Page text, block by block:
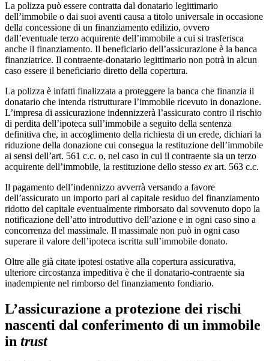
La polizza può essere contratta dal donatario legittimario
dell’immobile o dai suoi aventi causa a titolo universale in occasione
della concessione di un finanziamento edilizio, ovvero
dall’eventuale terzo acquirente dell’immobile a cui si trasferisca
anche il finanziamento. Il beneficiario dell’assicurazione è la banca
finanziatrice. Il contraente-donatario legittimario non potrà in alcun
caso essere il beneficiario diretto della copertura.
La polizza è infatti finalizzata a proteggere la banca che finanzia il
donatario che intenda ristrutturare l’immobile ricevuto in donazione.
L’impresa di assicurazione indennizzerà l’assicurato contro il rischio
di perdita dell’ipoteca sull’immobile a seguito della sentenza
definitiva che, in accoglimento della richiesta di un erede, dichiari la
riduzione della donazione cui consegua la restituzione dell’immobile
ai sensi dell’art. 561 c.c. o, nel caso in cui il contraente sia un terzo
acquirente dell’immobile, la restituzione dello stesso ex art. 563 c.c.
Il pagamento dell’indennizzo avverrà versando a favore
dell’assicurato un importo pari al capitale residuo del finanziamento
ridotto del capitale eventualmente rimborsato dal sovvenuto dopo la
notificazione dell’atto introduttivo dell’azione e in ogni caso sino a
concorrenza del massimale. Il massimale non può in ogni caso
superare il valore dell’ipoteca iscritta sull’immobile donato.
Oltre alle già citate ipotesi ostative alla copertura assicurativa,
ulteriore circostanza impeditiva è che il donatario-contraente sia
inadempiente nel rimborso del finanziamento fondiario.
L’assicurazione a protezione dei rischi
nascenti dal conferimento di un immobile
in trust